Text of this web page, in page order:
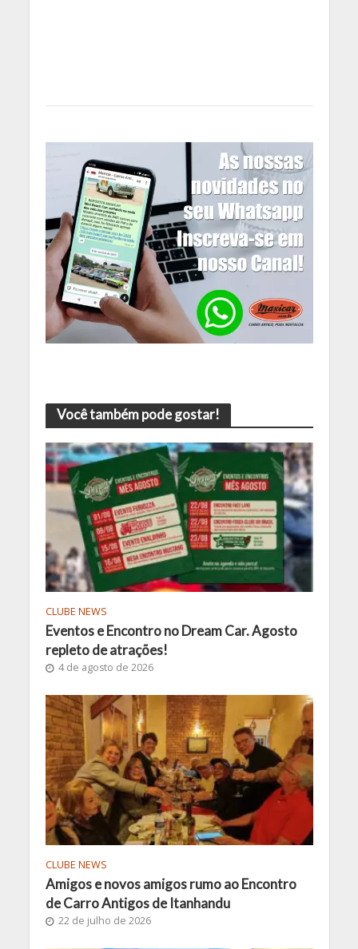
Você também pode gostar!
CLUBE NEWS
Eventos e Encontro no Dream Car. Agosto
repleto de atrações!
4 de agosto de 2026
CLUBE NEWS
Amigos e novos amigos rumo ao Encontro
de Carro Antigos de Itanhandu
22 de julho de 2026